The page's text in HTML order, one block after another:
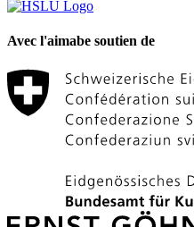
Avec l'aimabe soutien de